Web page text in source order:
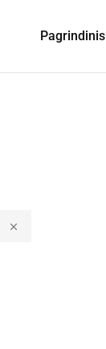
Pagrindinis